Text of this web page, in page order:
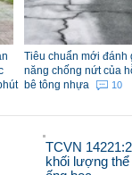
Tiêu chuẩn mới đánh
năng chống nứt của
bê tông nhựa
10
TCVN
khối lượng